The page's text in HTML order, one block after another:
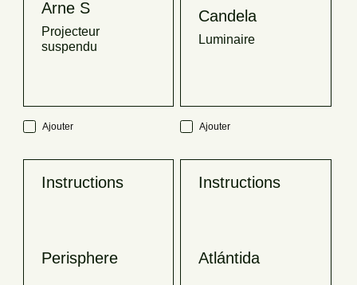
Arne S
Projecteur
suspendu
Ajouter
Candela
Luminaire
Ajouter
Instructions
Perisphere
Instructions
Atlántida